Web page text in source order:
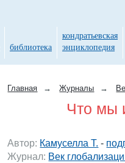
Главная → Журналы →
Что мы
Автор: Камуселла Т. -
Журнал: Век
библиотека
кондратьевская
энциклопедия